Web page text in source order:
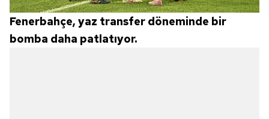
Fenerbahçe, yaz transfer döneminde bir
bomba daha patlatıyor.